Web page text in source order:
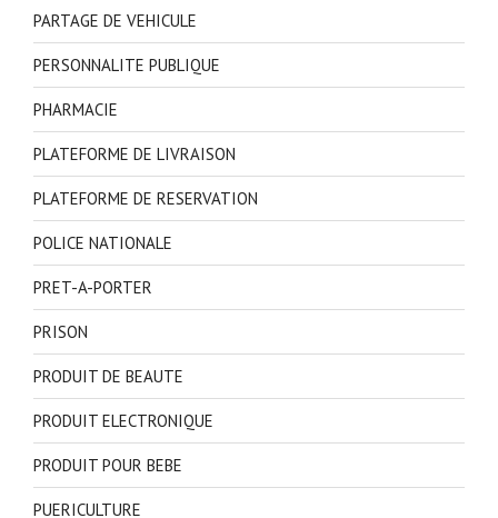
PARTAGE DE VEHICULE
PERSONNALITE PUBLIQUE
PHARMACIE
PLATEFORME DE LIVRAISON
PLATEFORME DE RESERVATION
POLICE NATIONALE
PRET-A-PORTER
PRISON
PRODUIT DE BEAUTE
PRODUIT ELECTRONIQUE
PRODUIT POUR BEBE
PUERICULTURE